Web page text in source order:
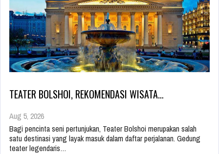
TEATER BOLSHOI, REKOMENDASI WISATA…
Aug 5, 2026
Bagi pencinta seni pertunjukan, Teater Bolshoi merupakan salah
satu destinasi yang layak masuk dalam daftar perjalanan. Gedung
teater legendaris…